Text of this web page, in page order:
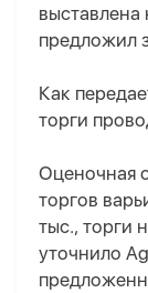
предложил
Как
торги
Оценочная
торгов
тыс., торги
уточнило